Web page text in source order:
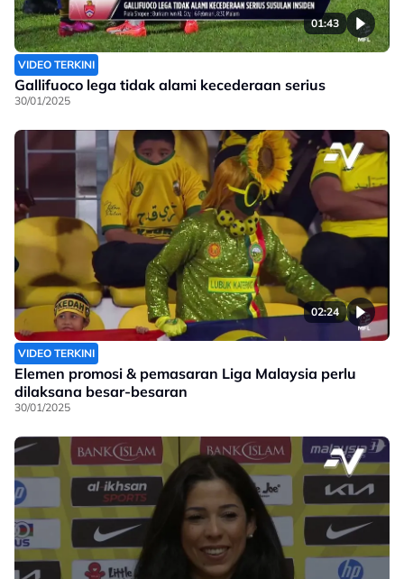
01:43
VIDEO TERKINI
Gallifuoco lega tidak alami kecederaan serius
30/01/2025
02:24
VIDEO TERKINI
Elemen promosi & pemasaran Liga Malaysia perlu
dilaksana besar-besaran
30/01/2025